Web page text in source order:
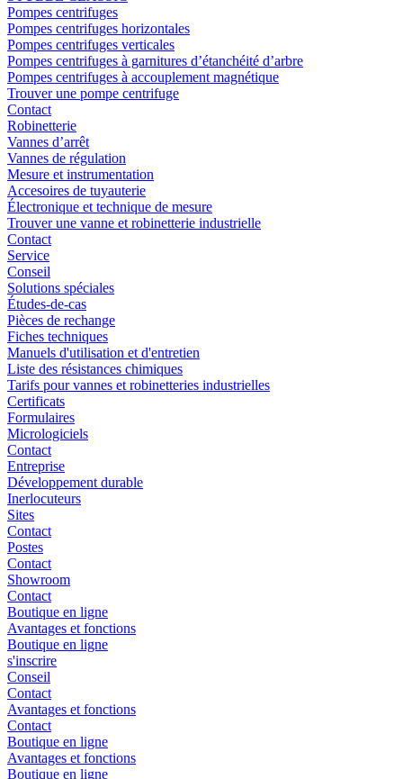
Pompes centrifuges
Pompes centrifuges horizontales
Pompes centrifuges verticales
Pompes centrifuges à garnitures d’étanchéité d’arbre
Pompes centrifuges à accouplement magnétique
Trouver une pompe centrifuge
Contact
Robinetterie
Vannes d’arrêt
Vannes de régulation
Mesure et instrumentation
Accesoires de tuyauterie
Électronique et technique de mesure
Trouver une vanne et robinetterie industrielle
Contact
Service
Conseil
Solutions spéciales
Études-de-cas
Pièces de rechange
Fiches techniques
Manuels d'utilisation et d'entretien
Liste des résistances chimiques
Tarifs pour vannes et robinetteries industrielles
Certificats
Formulaires
Micrologiciels
Contact
Entreprise
Développement durable
Inerlocuteurs
Sites
Contact
Postes
Contact
Showroom
Contact
Boutique en ligne
Avantages et fonctions
Boutique en ligne
s'inscrire
Conseil
Contact
Avantages et fonctions
Contact
Boutique en ligne
Avantages et fonctions
Boutique en ligne